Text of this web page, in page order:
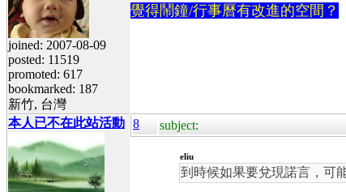
joined: 2007-08-09
posted: 11519
promoted: 617
bookmarked: 187
新竹, 台灣
覺得鬧鐘/行事曆有改進的空間？
本人已不在此站活動 8 subject:
eliu
到時候如果要兌現諾言，可